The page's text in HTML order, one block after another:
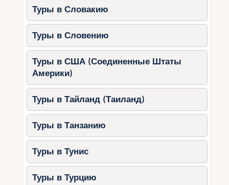
Туры в Словакию
Туры в Словению
Туры в США (Соединенные Штаты
Америки)
Туры в Тайланд (Таиланд)
Туры в Танзанию
Туры в Тунис
Туры в Турцию